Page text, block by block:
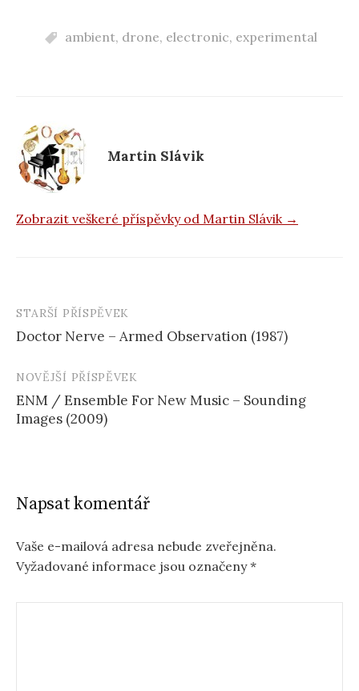
c
e
o
k
ambient, drone, electronic, experimental
Martin Slávik
Zobrazit veškeré příspěvky od Martin Slávik →
Navigace
příspěvku
STARŠÍ PŘÍSPĚVEK
Doctor Nerve – Armed Observation (1987)
NOVĚJŠÍ PŘÍSPĚVEK
ENM / Ensemble For New Music – Sounding
Images (2009)
Napsat komentář
Vaše e-mailová adresa nebude zveřejněna.
Vyžadované informace jsou označeny*